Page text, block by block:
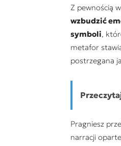
Z pewnością w
wzbudzić
symboli,
metafor
postrzegana
Pragniesz
narracji